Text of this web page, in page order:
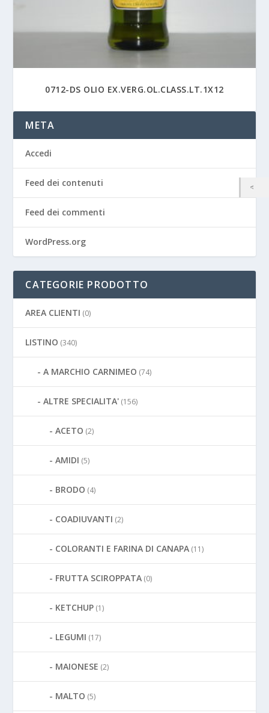
0712-DS OLIO EX.VERG.OL.CLASS.LT.1X12
META
Accedi
Feed dei contenuti
Feed dei commenti
WordPress.org
CATEGORIE PRODOTTO
AREA CLIENTI (0)
LISTINO (340)
A MARCHIO CARNIMEO (74)
ALTRE SPECIALITA' (156)
ACETO (2)
AMIDI (5)
BRODO (4)
COADIUVANTI (2)
COLORANTI E FARINA DI CANAPA (11)
FRUTTA SCIROPPATA (0)
KETCHUP (1)
LEGUMI (17)
MAIONESE (2)
MALTO (5)